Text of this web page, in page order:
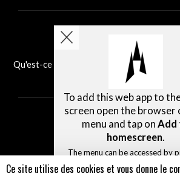
Qu'est-ce que Ability Browser?
Ce site utilise des cookies et vous donne le
To add this web app to
screen open the browser
menu and tap on Add
homescreen.
The menu can be accessed by
the menu hardware button if
has one, or by tapping the